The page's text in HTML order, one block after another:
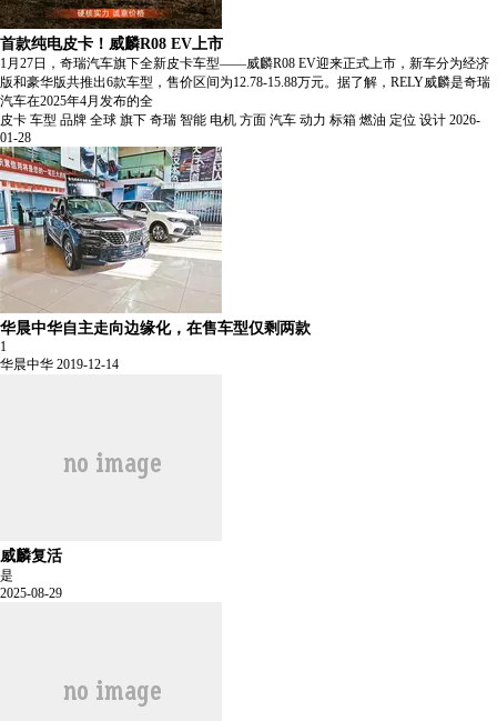
首款纯电皮卡！威麟R08 EV上市
1月27日，奇瑞汽车旗下全新皮卡车型——威麟R08 EV迎来正式上市，新车分为经济
版和豪华版共推出6款车型，售价区间为12.78-15.88万元。据了解，RELY威麟是奇瑞
汽车在2025年4月发布的全
皮卡 车型 品牌 全球 旗下 奇瑞 智能 电机 方面 汽车 动力 标箱 燃油 定位 设计 2026-
01-28
华晨中华自主走向边缘化，在售车型仅剩两款
1
华晨中华 2019-12-14
威麟复活
是
2025-08-29